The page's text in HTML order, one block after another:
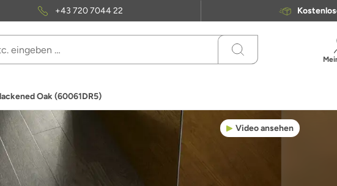
+43 720 7044 22
Oak (60061DR5)
Video ansehen